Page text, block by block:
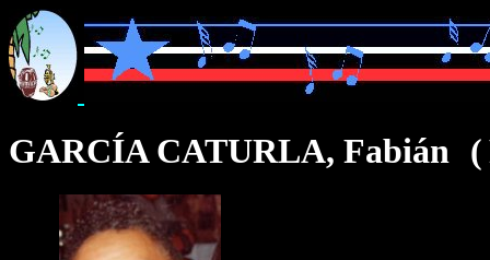
GARCÍA CATURLA, Fabián (